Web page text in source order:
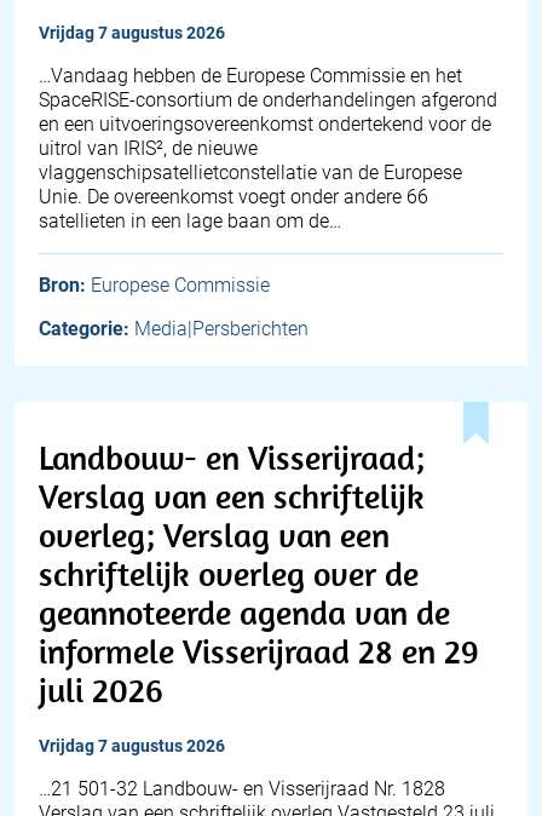
vrijdag 7 augustus 2026
…Vandaag hebben de Europese Commissie en het
SpaceRISE-consortium de onderhandelingen afgerond
en een uitvoeringsovereenkomst ondertekend voor de
uitrol van IRIS², de nieuwe
vlaggenschipsatellietconstellatie van de Europese
Unie. De overeenkomst voegt onder andere 66
satellieten in een lage baan om de…
Bron: Europese Commissie
Categorie: Media|Persberichten
Landbouw- en Visserijraad;
Verslag van een schriftelijk
overleg; Verslag van een
schriftelijk overleg over de
geannoteerde agenda van de
informele Visserijraad 28 en 29
juli 2026
vrijdag 7 augustus 2026
…21 501-32 Landbouw- en Visserijraad Nr. 1828